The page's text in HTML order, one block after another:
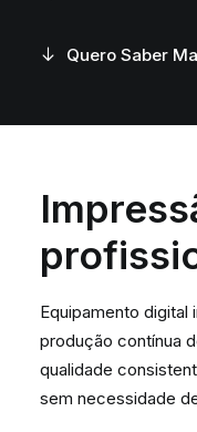
Quero Saber
Equipamento digital
produção contínua
qualidade
sem necessidade